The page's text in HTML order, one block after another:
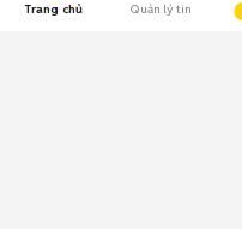
Trang chủ Quản lý tin